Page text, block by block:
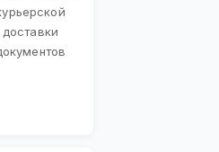
доставки